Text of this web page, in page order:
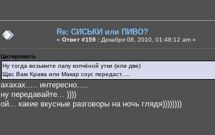
Re: СИСЬКИ или ПИВО?
« Ответ #159 : Декабря 08, 2010, 01:48:12 am »
Цитировать
Ну тогда возьмите лапу копчёной утки (или две)
Щас Вам Крава или Макар соус передаст.....
ахахах..... интересно.....
ну передавайте... ))))
ой... какие вкусные разговоры на ночь глядя))))))))